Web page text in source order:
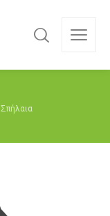
Σπήλαια